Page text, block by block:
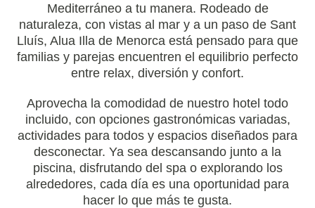
Mediterráneo a tu manera. Rodeado de
naturaleza, con vistas al mar y a un paso de Sant
Lluís, Alua Illa de Menorca está pensado para que
familias y parejas encuentren el equilibrio perfecto
entre relax, diversión y confort.
Aprovecha la comodidad de nuestro hotel todo
incluido, con opciones gastronómicas variadas,
actividades para todos y espacios diseñados para
desconectar. Ya sea descansando junto a la
piscina, disfrutando del spa o explorando los
alrededores, cada día es una oportunidad para
hacer lo que más te gusta.